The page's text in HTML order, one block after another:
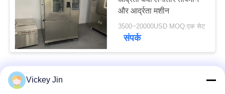
और आर्द्रता मशीन
3500~20000USD MOQ:एक सेट
संपर्क
Vickey Jin